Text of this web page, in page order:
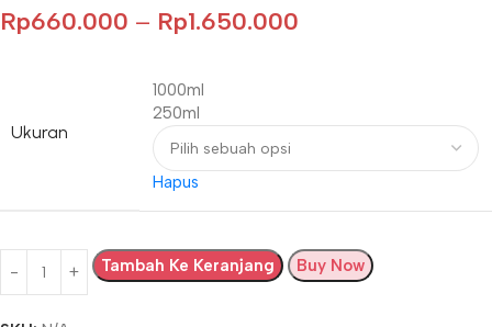
Rp660.000 – Rp1.650.000
Ukuran
1000ml
250ml
Hapus
Tambah Ke Keranjang Buy Now